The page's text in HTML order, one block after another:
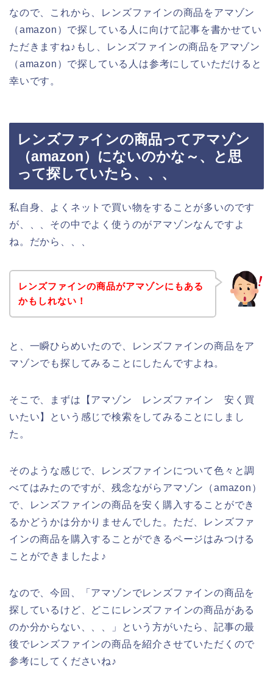
なので、これから、レンズファインの商品をアマゾン
（amazon）で探している人に向けて記事を書かせてい
ただきますね♪もし、レンズファインの商品をアマゾン
（amazon）で探している人は参考にしていただけると
幸いです。
レンズファインの商品ってアマゾン
（amazon）にないのかな～、と思
って探していたら、、、
私自身、よくネットで買い物をすることが多いのです
が、、、その中でよく使うのがアマゾンなんですよ
ね。だから、、、
レンズファインの商品がアマゾンにもある
かもしれない！
と、一瞬ひらめいたので、レンズファインの商品をア
マゾンでも探してみることにしたんですよね。
そこで、まずは【アマゾン レンズファイン 安く買
いたい】という感じで検索をしてみることにしまし
た。
そのような感じで、レンズファインについて色々と調
べてはみたのですが、残念ながらアマゾン（amazon）
で、レンズファインの商品を安く購入することができ
るかどうかは分かりませんでした。ただ、レンズファ
インの商品を購入することができるページはみつける
ことができましたよ♪
なので、今回、「アマゾンでレンズファインの商品を
探しているけど、どこにレンズファインの商品がある
のか分からない、、、」という方がいたら、記事の最
後でレンズファインの商品を紹介させていただくので
参考にしてくださいね♪